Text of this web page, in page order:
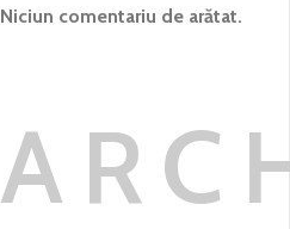
Niciun comentariu de arătat.